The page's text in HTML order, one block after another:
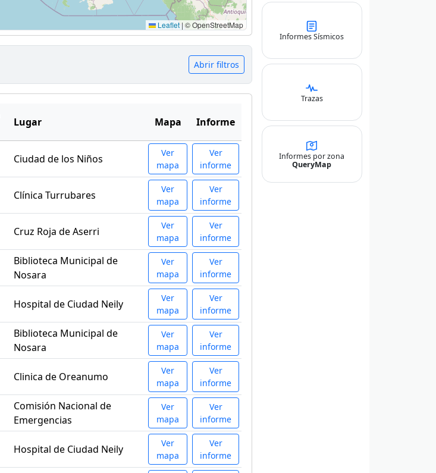
Leaflet | © OpenStreetMap
Abrir filtros
Lugar Mapa Informe
Ciudad de los Niños
Ver
mapa
Ver
informe
Clínica Turrubares
Ver
mapa
Ver
informe
Cruz Roja de Aserri
Ver
mapa
Ver
informe
Biblioteca Municipal de
Nosara
Ver
mapa
Ver
informe
Hospital de Ciudad Neily
Ver
mapa
Ver
informe
Biblioteca Municipal de
Nosara
Ver
mapa
Ver
informe
Clinica de Oreanumo
Ver
mapa
Ver
informe
Comisión Nacional de
Emergencias
Ver
mapa
Ver
informe
Hospital de Ciudad Neily
Ver
mapa
Ver
informe
Informes Sísmicos
Trazas
Informes por zona
QueryMap